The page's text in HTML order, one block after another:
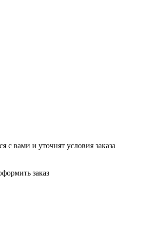
с вами и уточнят условия заказа
заказ